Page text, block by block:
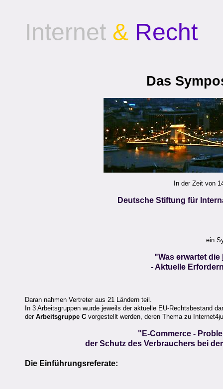
Internet & Recht
Das
In der Zeit von
Deutsche Stiftung für
ein
"Was erwartet die
- Aktuelle
Daran nahmen Vertreter aus 21 Ländern teil.
In 3 Arbeitsgruppen wurde jeweils der aktuelle EU-Rechtsbestand
der Arbeitsgruppe C vorgestellt werden, deren Thema zu
"E-Commerce -
der Schutz des Verbrauchers bei
Die Einführungsreferate: